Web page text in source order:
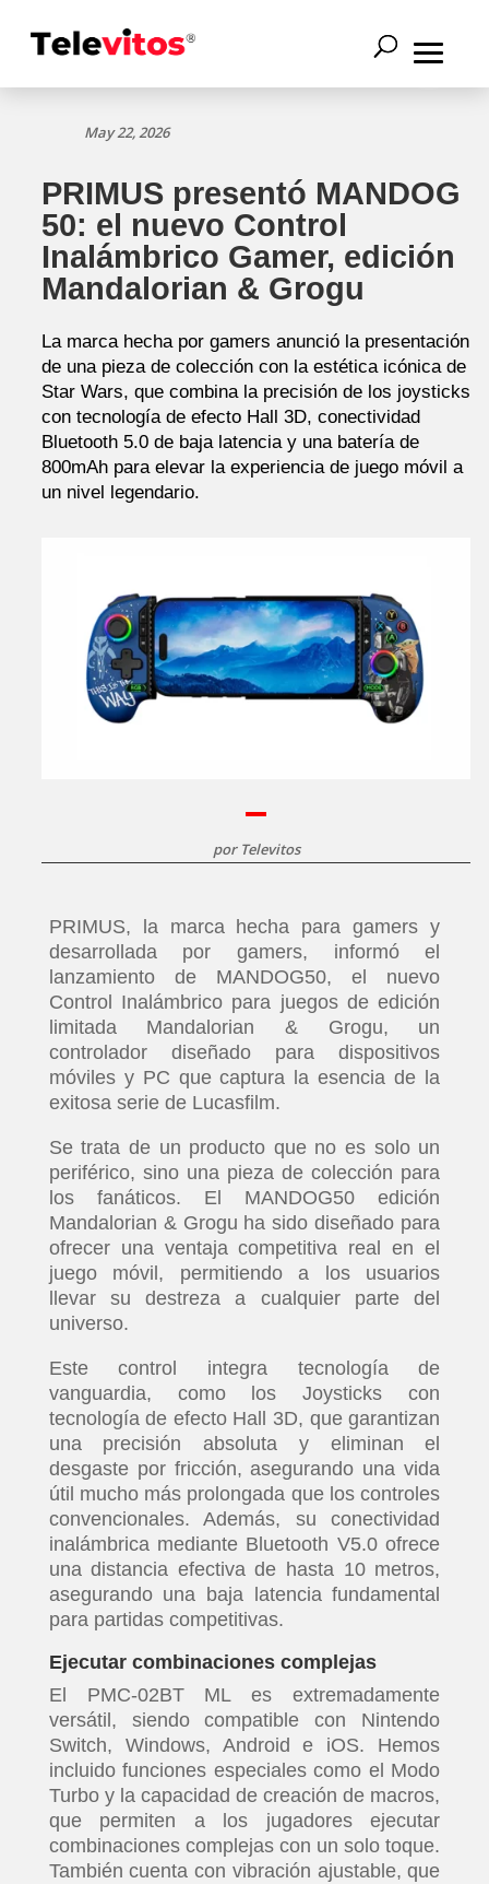
May 22, 2026
PRIMUS presentó MANDOG
50: el nuevo Control
Inalámbrico Gamer, edición
Mandalorian & Grogu
La marca hecha por gamers anunció la presentación
de una pieza de colección con la estética icónica de
Star Wars, que combina la precisión de los joysticks
con tecnología de efecto Hall 3D, conectividad
Bluetooth 5.0 de baja latencia y una batería de
800mAh para elevar la experiencia de juego móvil a
un nivel legendario.
por Televitos
PRIMUS, la marca hecha para gamers y
desarrollada por gamers, informó el
lanzamiento de MANDOG50, el nuevo
Control Inalámbrico para juegos de edición
limitada Mandalorian & Grogu, un
controlador diseñado para dispositivos
móviles y PC que captura la esencia de la
exitosa serie de Lucasfilm.
Se trata de un producto que no es solo un
periférico, sino una pieza de colección para
los fanáticos. El MANDOG50 edición
Mandalorian & Grogu ha sido diseñado para
ofrecer una ventaja competitiva real en el
juego móvil, permitiendo a los usuarios
llevar su destreza a cualquier parte del
universo.
Este control integra tecnología de
vanguardia, como los Joysticks con
tecnología de efecto Hall 3D, que garantizan
una precisión absoluta y eliminan el
desgaste por fricción, asegurando una vida
útil mucho más prolongada que los controles
convencionales. Además, su conectividad
inalámbrica mediante Bluetooth V5.0 ofrece
una distancia efectiva de hasta 10 metros,
asegurando una baja latencia fundamental
para partidas competitivas.
Ejecutar combinaciones complejas
El PMC-02BT ML es extremadamente
versátil, siendo compatible con Nintendo
Switch, Windows, Android e iOS. Hemos
incluido funciones especiales como el Modo
Turbo y la capacidad de creación de macros,
que permiten a los jugadores ejecutar
combinaciones complejas con un solo toque.
También cuenta con vibración ajustable, que